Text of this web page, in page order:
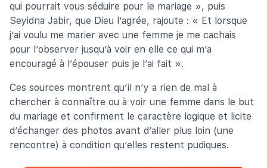
qui pourrait vous séduire pour le mariage », puis
Seyidna Jabir, que Dieu l’agrée, rajoute : « Et lorsque
j’ai voulu me marier avec une femme je me cachais
pour l’observer jusqu’à voir en elle ce qui m’a
encouragé à l’épouser puis je l’ai fait ».
Ces sources montrent qu’il n’y a rien de mal à
chercher à connaître ou à voir une femme dans le but
du mariage et confirment le caractère logique et licite
d’échanger des photos avant d’aller plus loin (une
rencontre) à condition qu’elles restent pudiques.